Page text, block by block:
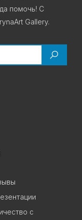
помочь! С
Gallery.
с